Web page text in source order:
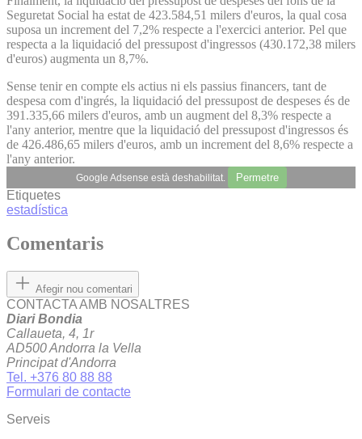
Seguretat Social ha estat de 423.584,51 milers d'euros, la qual cosa
suposa un increment del 7,2% respecte a l'exercici anterior. Pel que
respecta a la liquidació del pressupost d'ingressos (430.172,38 milers
d'euros) augmenta un 8,7%.
Sense tenir en compte els actius ni els passius financers, tant de
despesa com d'ingrés, la liquidació del pressupost de despeses és de
391.335,66 milers d'euros, amb un augment del 8,3% respecte a
l'any anterior, mentre que la liquidació del pressupost d'ingressos és
de 426.486,65 milers d'euros, amb un increment del 8,6% respecte a
l'any anterior.
Google Adsense està deshabilitat. Permetre
Etiquetes
estadística
Comentaris
Afegir nou comentari
CONTACTA AMB NOSALTRES
Diari Bondia
Callaueta, 4, 1r
AD500 Andorra la Vella
Principat d'Andorra
Tel. +376 80 88 88
Formulari de contacte
Serveis